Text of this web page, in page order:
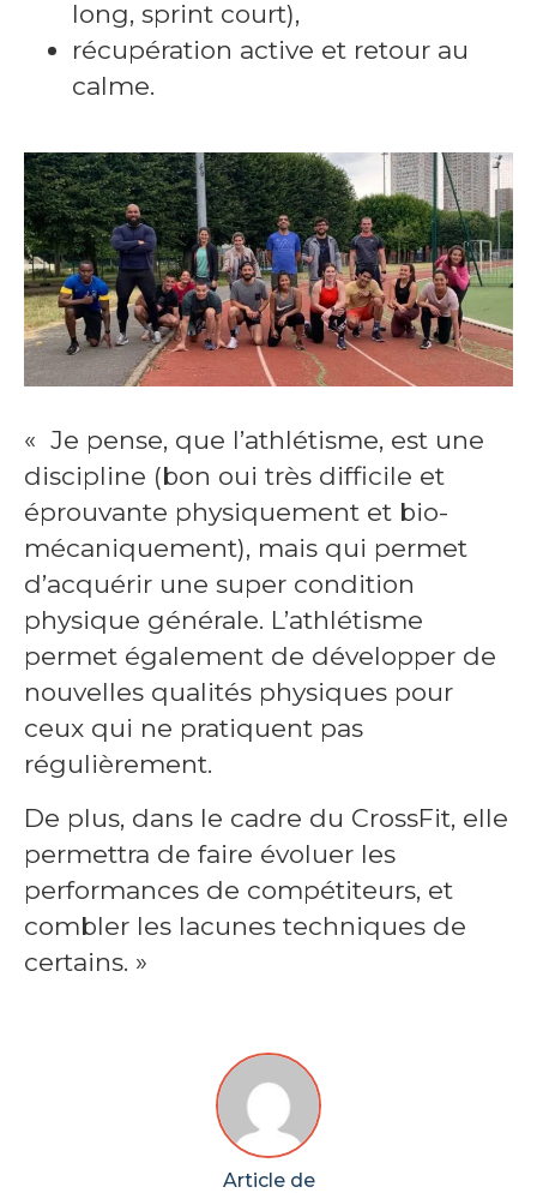
long, sprint court),
récupération active et retour au
calme.
« Je pense, que l’athlétisme, est une
discipline (bon oui très difficile et
éprouvante physiquement et bio-
mécaniquement), mais qui permet
d’acquérir une super condition
physique générale. L’athlétisme
permet également de développer de
nouvelles qualités physiques pour
ceux qui ne pratiquent pas
régulièrement.
De plus, dans le cadre du CrossFit, elle
permettra de faire évoluer les
performances de compétiteurs, et
combler les lacunes techniques de
certains. »
Article de